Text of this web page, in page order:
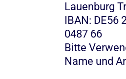
Lauenburg
IBAN: DE56
0487 66
Bitte
Name und